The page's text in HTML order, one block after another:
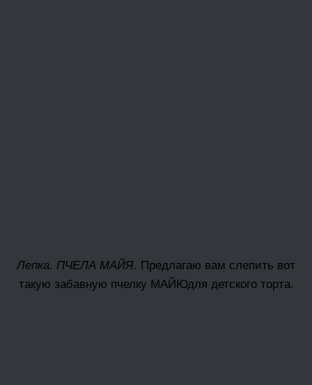
Лепка. ПЧЕЛА МАЙЯ. Предлагаю вам слепить вот
такую забавную пчелку МАЙЮдля детского торта.